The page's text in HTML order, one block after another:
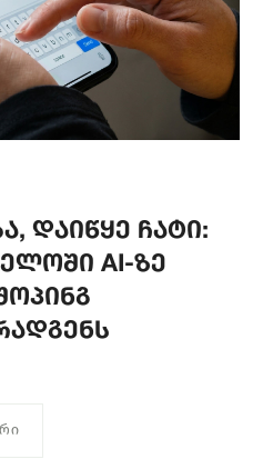
დაიწყე ჩატი:
AI-ზე